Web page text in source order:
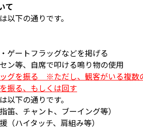
て
下の通りです。
ゲートフラッグなどを掲げる
ン等、自席で叩ける鳴り物の使用
グを振る ※ただし、観客がいる複数
振る、もしくは回す
下の通りです。
笛、チャント、ブーイング等）
（ハイタッチ、肩組み等）